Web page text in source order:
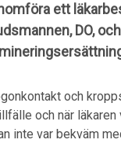
ett
DO,
och
och när
inte var bekväm